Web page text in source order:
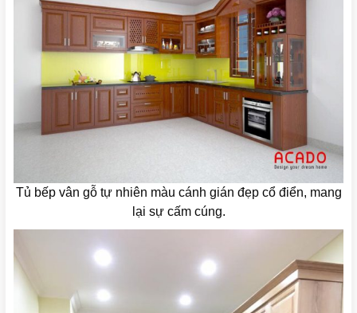
Tủ bếp vân gỗ tự nhiên màu cánh gián đẹp cổ điển, mang
lại sự cấm cúng.